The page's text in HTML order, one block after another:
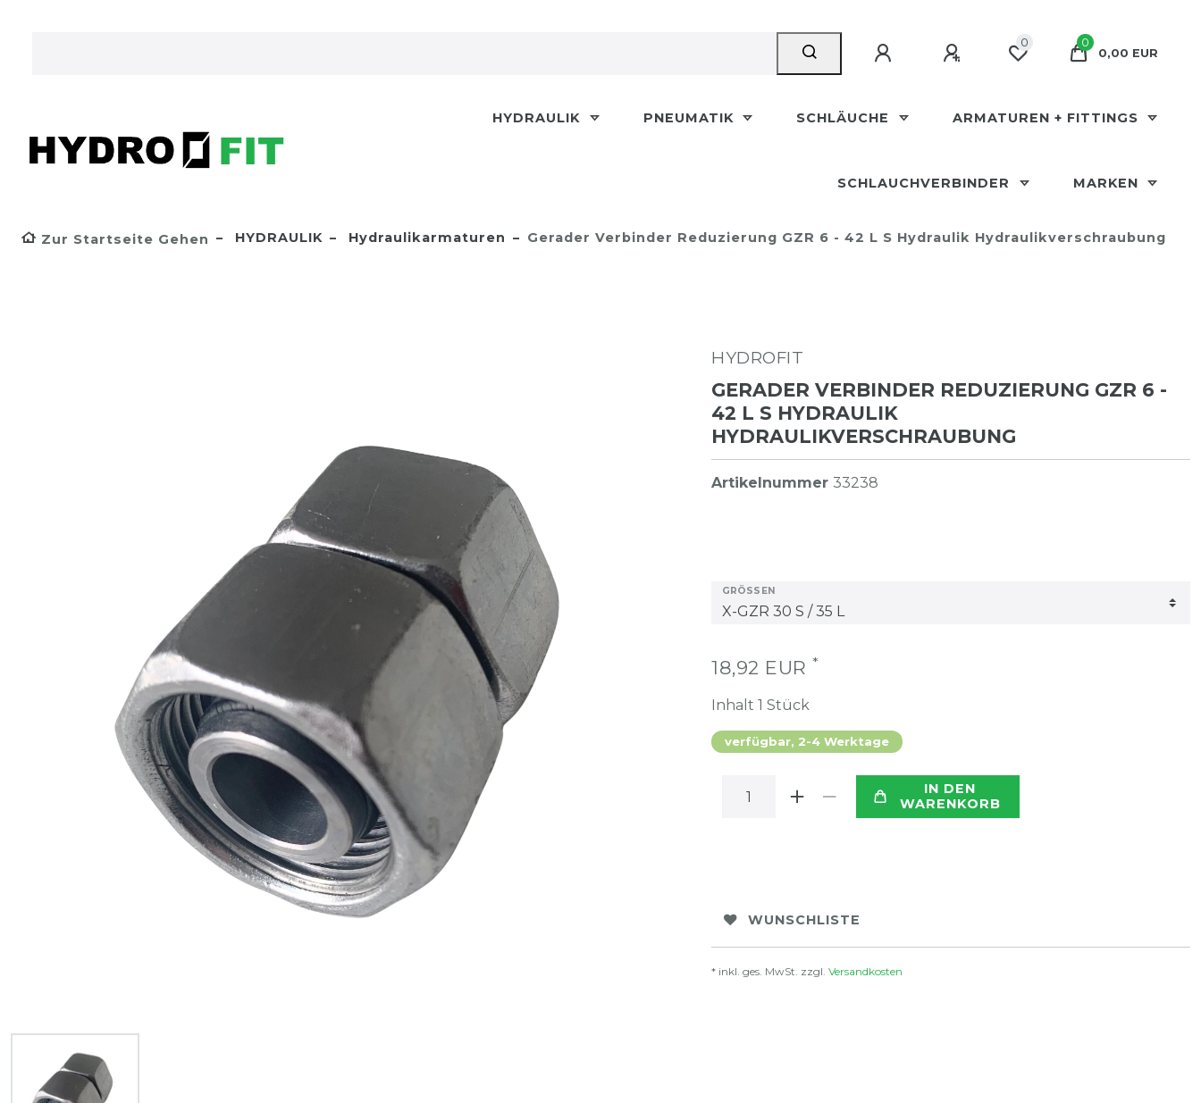
0
0
0,00 EUR
HYDRAULIK PNEUMATIK SCHLÄUCHE ARMATUREN + FITTINGS
SCHLAUCHVERBINDER MARKEN
Zur Startseite Gehen HYDRAULIK Hydraulikarmaturen Gerader Verbinder Reduzierung GZR 6 - 42 L S Hydraulik Hydraulikverschraubung
HYDROFIT
GERADER VERBINDER REDUZIERUNG GZR 6 -
42 L S HYDRAULIK
HYDRAULIKVERSCHRAUBUNG
Artikelnummer 33238
GRÖSSEN
18,92 EUR *
Inhalt 1 Stück
verfügbar, 2-4 Werktage
IN DEN
WARENKORB
WUNSCHLISTE
* inkl. ges. MwSt. zzgl. Versandkosten